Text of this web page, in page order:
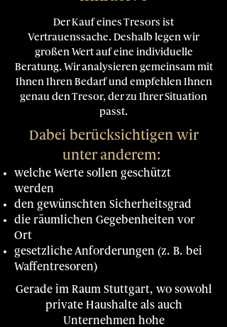
Der Kauf eines Tresors ist
Vertrauenssache. Deshalb legen wir
großen Wert auf eine individuelle
Beratung. Wir analysieren gemeinsam mit
Ihnen Ihren Bedarf und empfehlen Ihnen
genau den Tresor, der zu Ihrer Situation
passt.
Dabei berücksichtigen wir
unter anderem:
welche Werte sollen geschützt
werden
den gewünschten Sicherheitsgrad
die räumlichen Gegebenheiten vor
Ort
gesetzliche Anforderungen (z. B. bei
Waffentresoren)
Gerade im Raum Stuttgart, wo sowohl
private Haushalte als auch
Unternehmen hohe